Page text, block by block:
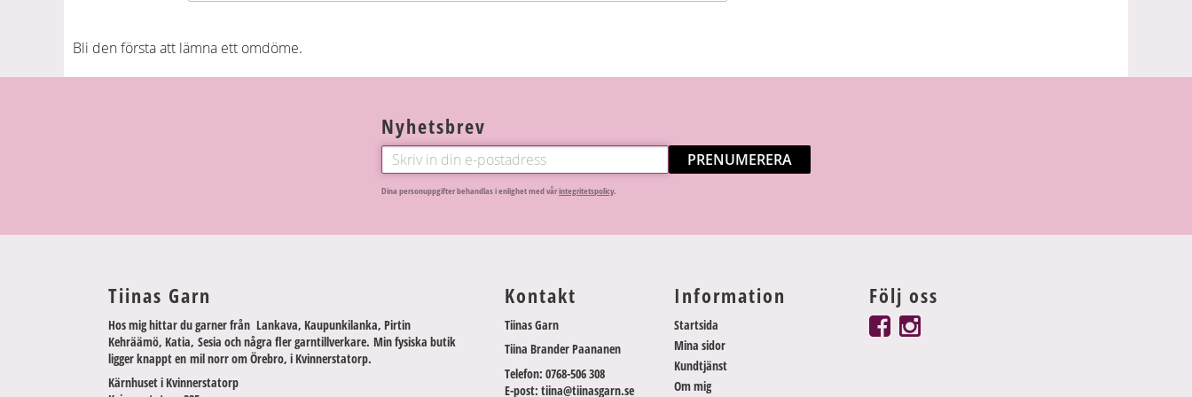
Bli den första att lämna ett omdöme.
Nyhetsbrev
PRENUMERERA
Dina personuppgifter behandlas i enlighet med vårintegritetspolicy.
Tiinas Garn
Hos mig hittar du garner från Lankava, Kaupunkilanka, Pirtin
Kehräämö, Katia, Sesia och några fler garntillverkare. Min fysiska butik
ligger knappt en mil norr om Örebro, i Kvinnerstatorp.
Kärnhuset i Kvinnerstatorp
Kontakt
Tiinas Garn
Tiina Brander Paananen
Telefon: 0768-506 308
E-post: tiina@tiinasgarn.se
Information
Startsida
Mina sidor
Kundtjänst
Om mig
Följ oss